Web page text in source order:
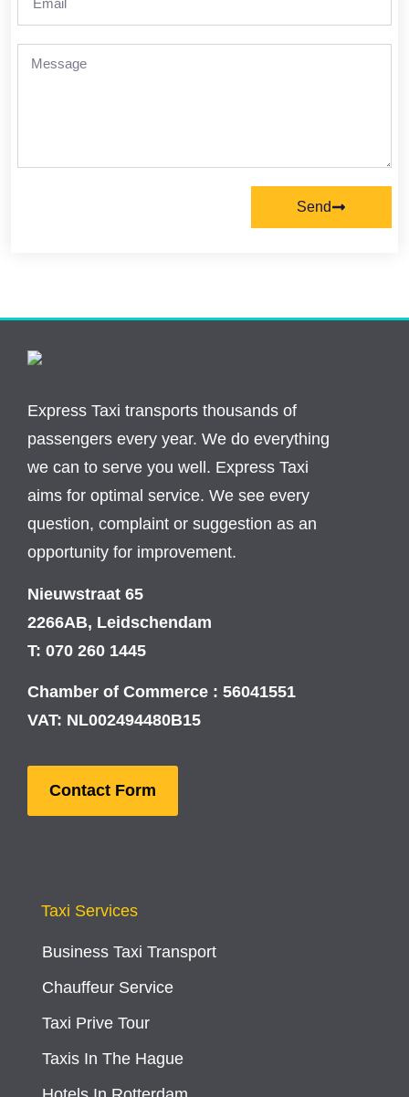
Send
Express Taxi transports thousands of
passengers every year. We do everything
we can to serve you well. Express Taxi
aims for optimal service. We see every
question, complaint or suggestion as an
opportunity for improvement.
Nieuwstraat 65
2266AB, Leidschendam
T: 070 260 1445
Chamber of Commerce : 56041551
VAT: NL002494480B15
Contact Form
Taxi Services
Business Taxi Transport
Chauffeur Service
Taxi Prive Tour
Taxis In The Hague